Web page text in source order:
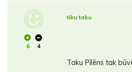
6 4
tiku taku
Taku Pīlēns tak